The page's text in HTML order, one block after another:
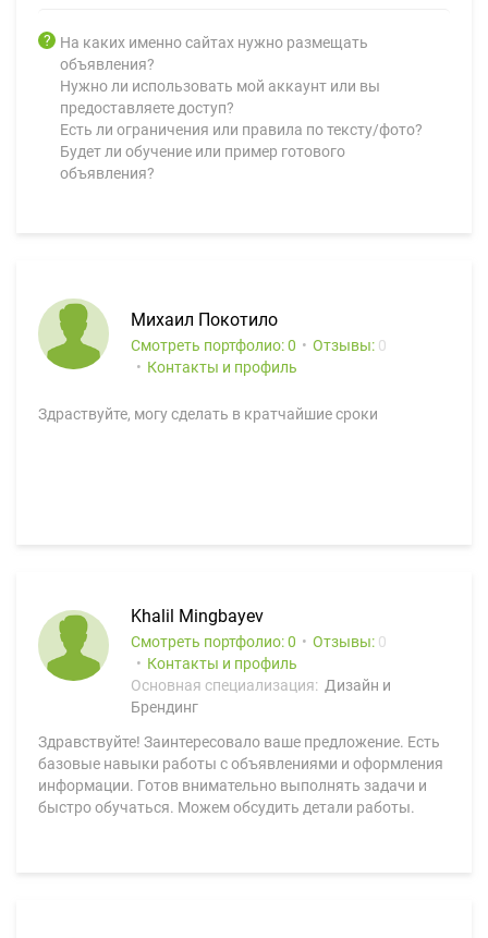
На каких именно сайтах нужно размещать
объявления?
Нужно ли использовать мой аккаунт или вы
предоставляете доступ?
Есть ли ограничения или правила по тексту/фото?
Будет ли обучение или пример готового
объявления?
Михаил Покотило
Смотреть портфолио: 0 Отзывы: 0
Контакты и профиль
Здраствуйте, могу сделать в кратчайшие сроки
Khalil Mingbayev
Смотреть портфолио: 0 Отзывы: 0
Контакты и профиль
Основная специализация: Дизайн и
Брендинг
Здравствуйте! Заинтересовало ваше предложение. Есть
базовые навыки работы с объявлениями и оформления
информации. Готов внимательно выполнять задачи и
быстро обучаться. Можем обсудить детали работы.